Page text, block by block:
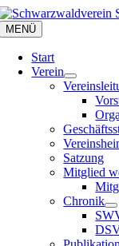
Zum
Inhalt
springen
MENÜ
Start
Verein
Satzung
Mitglied
Chronik